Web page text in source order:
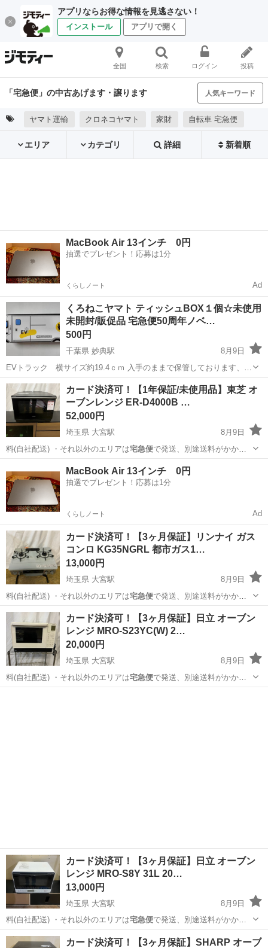
アプリならお得な情報を見逃さない！
インストール アプリで開く
全国 検索 ログイン 投稿
「宅急便」の中古あげます・譲ります 人気キーワード
ヤマト運輸 クロネコヤマト 家財 自転車 宅急便
エリア カテゴリ 詳細 新着順
MacBook Air 13インチ 0円
抽選でプレゼント！応募は1分
くらしノート Ad
くろねこヤマト ティッシュBOX１個☆未使用
未開封/販促品 宅急便50周年ノベ…
500円
千葉県 妙典駅
8月9日
EVトラック 横サイズ約19.4ｃｍ 入手のままで保管しております、店
頭保管や製造上のヨレ（写真撮ったあとに滑って角ヨレ小発生してし
まいましたので画像には写っておりません）など発生分はご了承くだ
さい 価格交渉や取...
千葉 市川市 妙典駅 ノベルティグッズ
カード決済可！【1年保証/未使用品】東芝 オ
ーブンレンジ ER-D4000B …
52,000円
埼玉県 大宮駅
8月9日
料(自社配送) ・それ以外のエリアは宅急便で発送、別途送料がかかり
ます。 ・標…
キッチン家電
MacBook Air 13インチ 0円
抽選でプレゼント！応募は1分
くらしノート Ad
カード決済可！【3ヶ月保証】リンナイ ガス
コンロ KG35NGRL 都市ガス1…
13,000円
埼玉県 大宮駅
8月9日
料(自社配送) ・それ以外のエリアは宅急便で発送、別途送料がかかり
ます。 ・標…
埼玉 さいたま市 大宮駅 調理器具 リンナイ
カード決済可！【3ヶ月保証】日立 オーブン
レンジ MRO-S23YC(W) 2…
20,000円
埼玉県 大宮駅
8月9日
料(自社配送) ・それ以外のエリアは宅急便で発送、別途送料がかかり
ます。 ・標…
カード決済可！【3ヶ月保証】日立 オーブン
レンジ MRO-S8Y 31L 20…
13,000円
埼玉県 大宮駅
8月9日
料(自社配送) ・それ以外のエリアは宅急便で発送、別途送料がかかり
ます。 ・標…
埼玉 さいたま市 大宮駅 キッチン家電
カード決済可！【3ヶ月保証】SHARP オーブ